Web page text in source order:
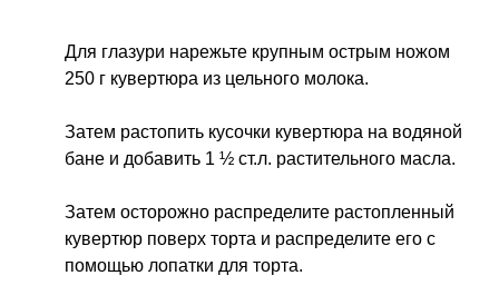
Для глазури нарежьте крупным острым ножом
250 г кувертюра из цельного молока.
Затем растопить кусочки кувертюра на водяной
бане и добавить 1 ½ ст.л. растительного масла.
Затем осторожно распределите растопленный
кувертюр поверх торта и распределите его с
помощью лопатки для торта.